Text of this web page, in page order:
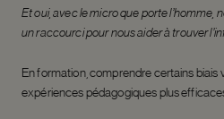
Et oui, avec le micro que porte
un raccourci pour nous aider à trouver
En formation, comprendre certains biais
expériences pédagogiques plus